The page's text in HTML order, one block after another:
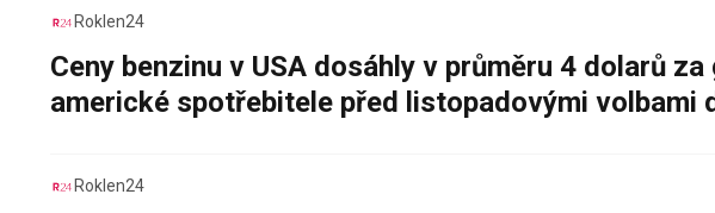
Roklen24
Ceny benzinu v USA dosáhly v průměru 4 dolarů
americké spotřebitele před listopadovými volbami
Roklen24